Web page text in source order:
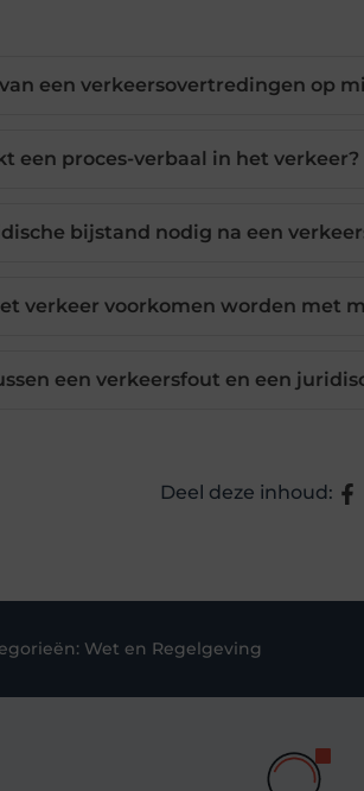
een verkeersovertredingen op
een proces-verbaal in het verkeer?
bijstand nodig na een
verkeer voorkomen worden met
een verkeersfout en een
Deel deze inhoud:
Wet en Regelgeving